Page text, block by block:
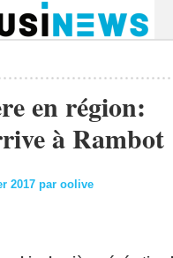
en région:
à Rambot
2017 par oolive